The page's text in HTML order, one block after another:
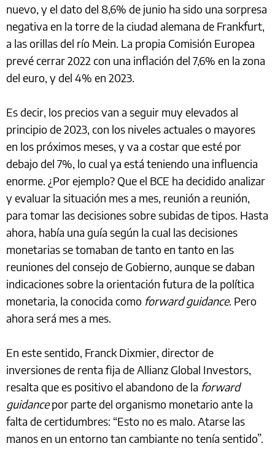
nuevo, y el dato del 8,6% de junio ha sido una sorpresa
negativa en la torre de la ciudad alemana de Frankfurt,
a las orillas del río Mein. La propia Comisión Europea
prevé cerrar 2022 con una inflación del 7,6% en la zona
del euro, y del 4% en 2023.
Es decir, los precios van a seguir muy elevados al
principio de 2023, con los niveles actuales o mayores
en los próximos meses, y va a costar que esté por
debajo del 7%, lo cual ya está teniendo una influencia
enorme. ¿Por ejemplo? Que el BCE ha decidido analizar
y evaluar la situación mes a mes, reunión a reunión,
para tomar las decisiones sobre subidas de tipos. Hasta
ahora, había una guía según la cual las decisiones
monetarias se tomaban de tanto en tanto en las
reuniones del consejo de Gobierno, aunque se daban
indicaciones sobre la orientación futura de la política
monetaria, la conocida como forward guidance. Pero
ahora será mes a mes.
En este sentido, Franck Dixmier, director de
inversiones de renta fija de Allianz Global Investors,
resalta que es positivo el abandono de la forward
guidancepor parte del organismo monetario ante la
falta de certidumbres: “Esto no es malo. Atarse las
manos en un entorno tan cambiante no tenía sentido”.